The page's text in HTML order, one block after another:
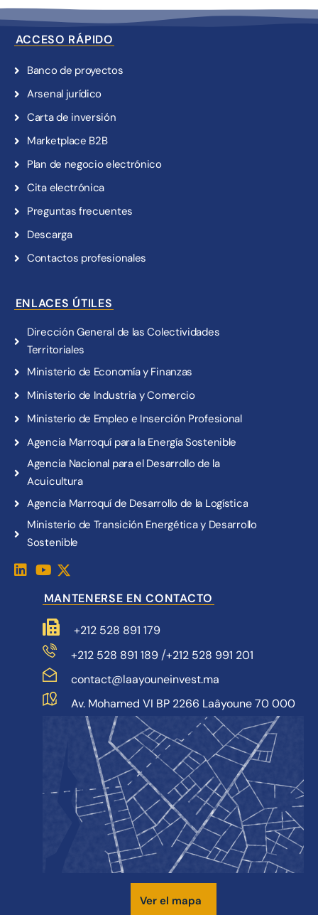
ACCESO RÁPIDO
Banco de proyectos
Arsenal jurídico
Carta de inversión
Marketplace B2B
Plan de negocio electrónico
Cita electrónica
Preguntas frecuentes
Descarga
Contactos profesionales
ENLACES ÚTILES
Dirección General de las Colectividades
Territoriales
Ministerio de Economía y Finanzas
Ministerio de Industria y Comercio
Ministerio de Empleo e Inserción Profesional
Agencia Marroquí para la Energía Sostenible
Agencia Nacional para el Desarrollo de la
Acuicultura
Agencia Marroquí de Desarrollo de la Logística
Ministerio de Transición Energética y Desarrollo
Sostenible
MANTENERSE EN CONTACTO
+212 528 891 179
+212 528 891 189/+212 528 991 201
contact@laayouneinvest.ma
Av. Mohamed VI BP 2266 Laâyoune 70 000
Ver el mapa